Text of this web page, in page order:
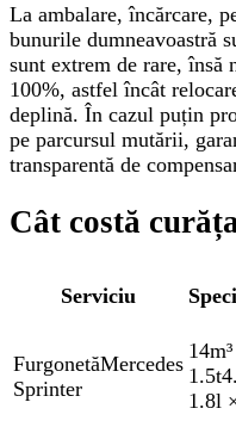
La ambalare, încărcare,
bunurile dumneavoastră
sunt extrem de rare, însă
100%, astfel încât
deplină. În cazul puțin
pe parcursul mutării,
transparentă de
Cât costă
Serviciu
FurgonetăMercedes
Sprinter
14m³
1.5t
1.8l